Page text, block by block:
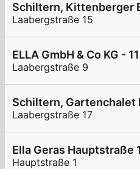
Schiltern, Kittenberger
Laabergstraße 15
ELLA GmbH & Co KG -
Laabergstraße 9
Schiltern, Gartenchalet
Laabergstraße 17
Ella Geras Hauptstraße 1
Hauptstraße 1